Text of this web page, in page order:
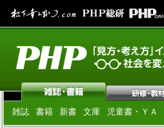
雑誌 書籍 新書 文庫 児童書・ＹＡ